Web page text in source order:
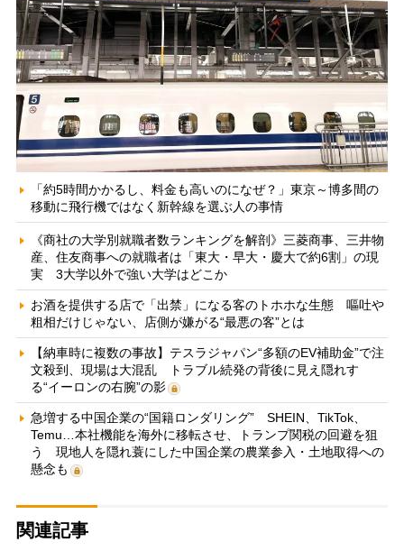
「約5時間かかるし、料金も高いのになぜ？」東京～博多間の
移動に飛行機ではなく新幹線を選ぶ人の事情
《商社の大学別就職者数ランキングを解剖》三菱商事、三井物
産、住友商事への就職者は「東大・早大・慶大で約6割」の現
実 3大学以外で強い大学はどこか
お酒を提供する店で「出禁」になる客のトホホな生態 嘔吐や
粗相だけじゃない、店側が嫌がる“最悪の客”とは
【納車時に複数の事故】テスラジャパン“多額のEV補助金”で注
文殺到、現場は大混乱 トラブル続発の背後に見え隠れす
る“イーロンの右腕”の影
急増する中国企業の“国籍ロンダリング” SHEIN、TikTok、
Temu…本社機能を海外に移転させ、トランプ関税の回避を狙
う 現地人を隠れ蓑にした中国企業の農業参入・土地取得への
懸念も
関連記事